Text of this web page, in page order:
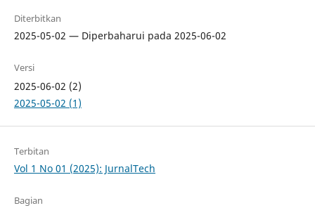
Diterbitkan
2025-05-02 — Diperbaharui pada 2025-06-02
Versi
2025-06-02 (2)
2025-05-02 (1)
Terbitan
Vol 1 No 01 (2025): JurnalTech
Bagian